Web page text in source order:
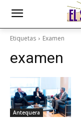
Etiquetas Examen
examen
Antequera